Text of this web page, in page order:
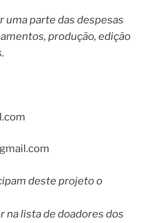
parte das despesas
produção, edição
deste projeto o
na lista de doadores dos